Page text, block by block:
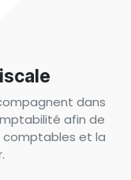
dans
afin de
comptables et la